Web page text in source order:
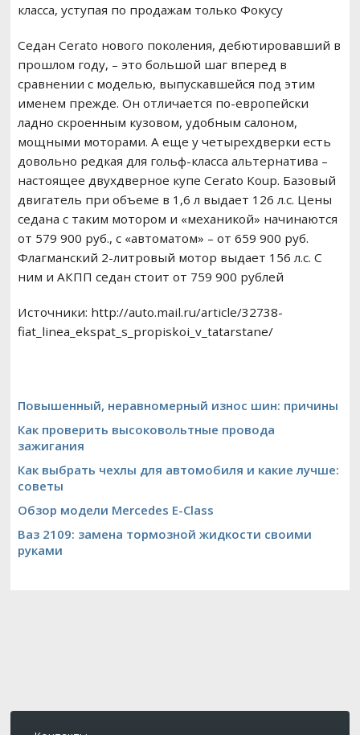
класса, уступая по продажам только Фокусу
Седан Cerato нового поколения, дебютировавший в
прошлом году, – это большой шаг вперед в
сравнении с моделью, выпускавшейся под этим
именем прежде. Он отличается по-европейски
ладно скроенным кузовом, удобным салоном,
мощными моторами. А еще у четырехдверки есть
довольно редкая для гольф-класса альтернатива –
настоящее двухдверное купе Cerato Koup. Базовый
двигатель при объеме в 1,6 л выдает 126 л.с. Цены
седана с таким мотором и «механикой» начинаются
от 579 900 руб., с «автоматом» – от 659 900 руб.
Флагманский 2-литровый мотор выдает 156 л.с. С
ним и АКПП седан стоит от 759 900 рублей
Источники: http://auto.mail.ru/article/32738-
fiat_linea_ekspat_s_propiskoi_v_tatarstane/
Повышенный, неравномерный износ шин: причины
Как проверить высоковольтные провода
зажигания
Как выбрать чехлы для автомобиля и какие лучше:
советы
Обзор модели Mercedes E-Class
Ваз 2109: замена тормозной жидкости своими
руками